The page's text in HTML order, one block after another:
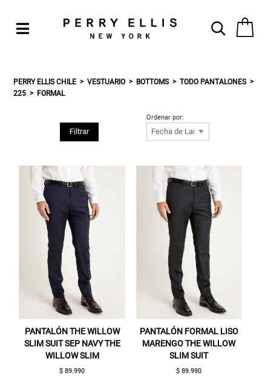
PERRY ELLIS CHILE VESTUARIO BOTTOMS
TODO PANTALONES
225
FORMAL
Filtrar
Ordenar por:
PANTALÓN THE WILLOW
SLIM SUIT SEP NAVY THE
WILLOW SLIM
$ 89.990
PANTALÓN FORMAL LISO
MARENGO THE WILLOW
SLIM SUIT
$ 89.990